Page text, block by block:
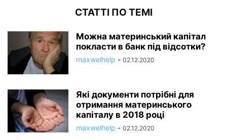
СТАТТІ ПО ТЕМІ
Можна материнський капітал
покласти в банк під відсотки?
maxwelhelp - 02.12.2020
Які документи потрібні для
отримання материнського
капіталу в 2018 році
maxwelhelp - 02.12.2020